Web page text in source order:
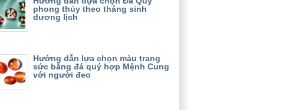
phong thủy theo tháng sinh
dương lịch
Hướng dẫn lựa chọn màu trang
sức bằng đá quý hợp Mệnh Cung
với người đeo